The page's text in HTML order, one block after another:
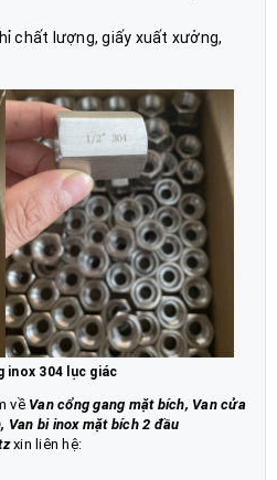
chất lượng, giấy xuất xưởng,
inox 304 lục giác
về Van cổng gang mặt bích, Van cửa
, Van bi inox mặt bích 2 đầu
xin liên hệ: